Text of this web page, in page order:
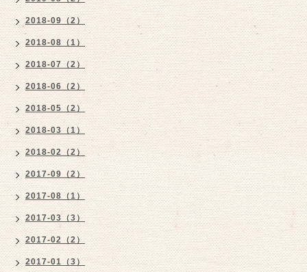
2018-09（2）
2018-08（1）
2018-07（2）
2018-06（2）
2018-05（2）
2018-03（1）
2018-02（2）
2017-09（2）
2017-08（1）
2017-03（3）
2017-02（2）
2017-01（3）